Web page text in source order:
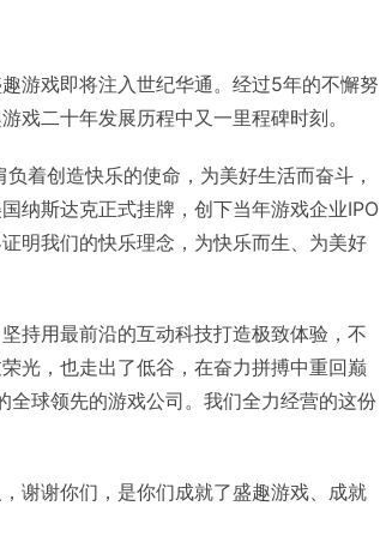
游戏即将注入世纪华通。经过5年的不懈努
戏二十年发展历程中又一里程碑时刻。
着创造快乐的使命，为美好生活而奋斗，
纳斯达克正式挂牌，创下当年游戏企业IPO
明我们的快乐理念，为快乐而生、为美好
持用最前沿的互动科技打造极致体验，不
光，也走出了低谷，在奋力拼搏中重回巅
球领先的游戏公司。我们全力经营的这份
谢谢你们，是你们成就了盛趣游戏、成就